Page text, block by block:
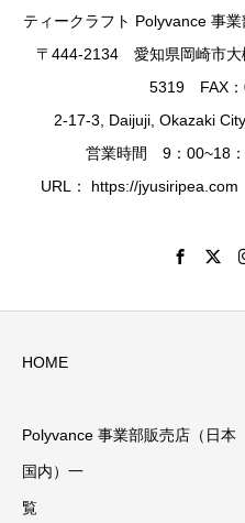
ティークラフト Polyvance 事
〒444-2134 愛知県岡崎市大
5319 FAX：
2-17-3, Daijuji, Okazaki
営業時間 9：00~18
URL： https://
：
HOME
Polyvance 事業部販売店（日本
国内）一
覧